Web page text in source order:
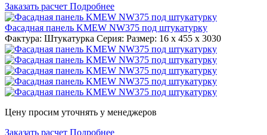
Заказать расчет Подробнее
Фасадная панель KMEW NW375 под штукатурку
Фактура: Штукатурка Серия: Размер: 16 x 455 x 3030
Цену просим уточнять у менеджеров
Заказать расчет Подробнее